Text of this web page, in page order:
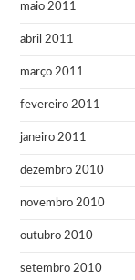
maio 2011
abril 2011
março 2011
fevereiro 2011
janeiro 2011
dezembro 2010
novembro 2010
outubro 2010
setembro 2010